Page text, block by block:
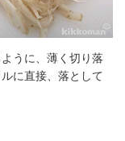
うに、薄く切り落
に直接、落として